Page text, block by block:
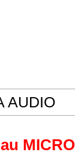
AUDIO
MICRO